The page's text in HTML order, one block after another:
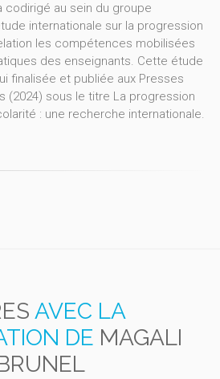
codirigé au sein du groupe
internationale sur la progression
les compétences mobilisées
des enseignants. Cette étude
finalisée et publiée aux Presses
(2024) sous le titre La progression
: une recherche internationale.
AVEC LA
DE MAGALI